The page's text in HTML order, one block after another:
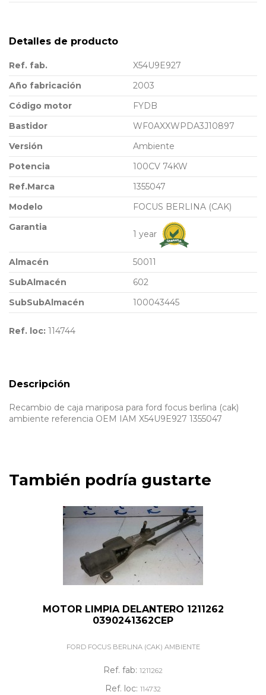
Detalles de producto
Ref. fab.
X54U9E927
Año fabricación
2003
Código motor
FYDB
Bastidor
WF0AXXWPDA3J10897
Versión
Ambiente
Potencia
100CV 74KW
Ref.Marca
1355047
Modelo
FOCUS BERLINA (CAK)
Garantia
1 year
Almacén
50011
SubAlmacén
602
SubSubAlmacén
100043445
Ref. loc: 114744
Descripción
Recambio de caja mariposa para ford focus berlina (cak)
ambiente referencia OEM IAM X54U9E927 1355047
También podría gustarte
MOTOR LIMPIA DELANTERO 1211262
0390241362CEP
FORD FOCUS BERLINA (CAK) AMBIENTE
Ref. fab: 1211262
Ref. loc: 114732